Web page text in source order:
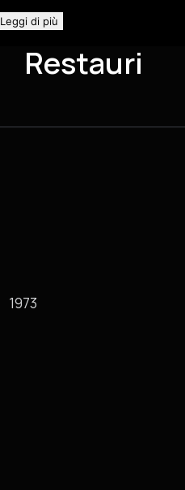
Restauri
1973
Leggi di più